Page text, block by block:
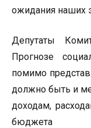
ожидания наших
Депутаты
Прогнозе
помимо
должно быть и
доходам,
бюджета